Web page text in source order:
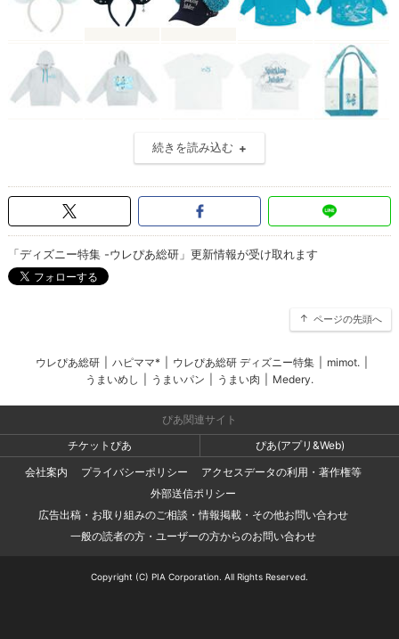
続きを読み込む
「ディズニー特集 -ウレぴあ総研」更新情報が受け取れます
ページの先頭へ
ウレぴあ総研 ハピママ* ウレぴあ総研 ディズニー特集 mimot.
うまいめし
うまいパン うまい肉 Medery.
ぴあ関連サイト
チケットぴあ
ぴあ(アプリ&Web)
会社案内
プライバシーポリシー
アクセスデータの利用・著作権等
外部送信ポリシー
広告出稿・お取り組みのご相談・情報掲載・その他お問い合わせ
一般の読者の方・ユーザーの方からのお問い合わせ
Copyright (C) PIA Corporation. All Rights Reserved.